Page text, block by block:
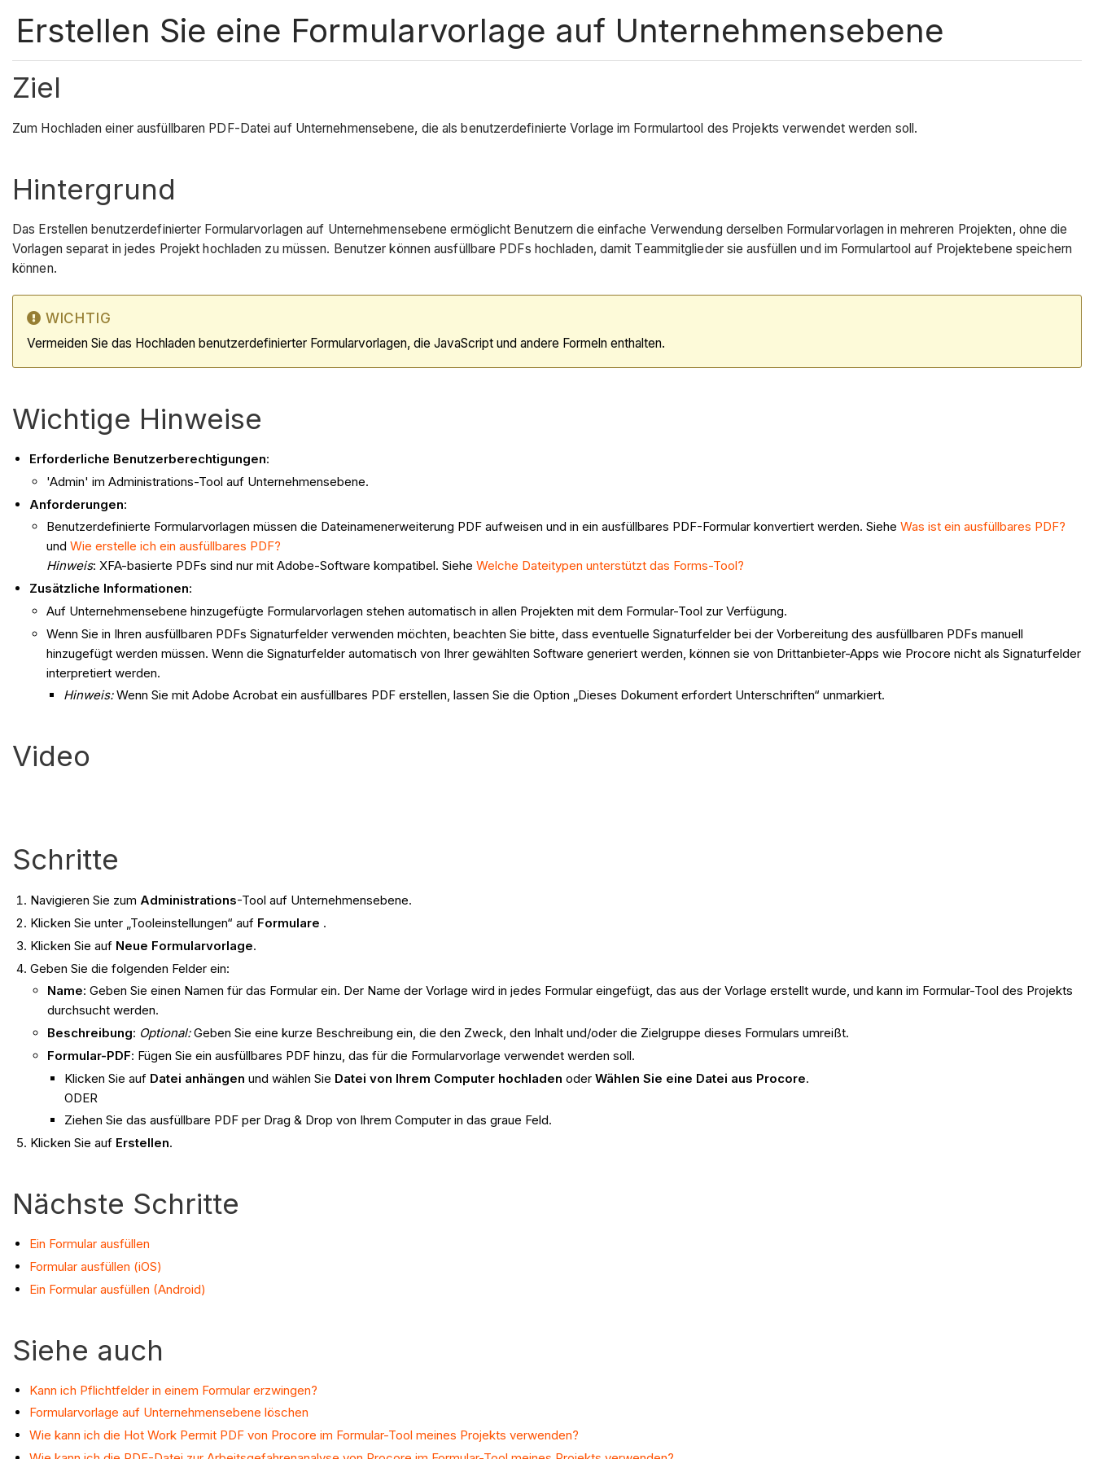
Erstellen Sie eine Formularvorlage auf Unternehmensebene
Ziel
Zum Hochladen einer ausfüllbaren PDF-Datei auf Unternehmensebene, die als benutzerdefinierte Vorlage im Formulartool des Projekts verwendet werden soll.
Hintergrund
Das Erstellen benutzerdefinierter Formularvorlagen auf Unternehmensebene ermöglicht Benutzern die einfache Verwendung derselben Formularvorlagen in mehreren Projekten, ohne die
Vorlagen separat in jedes Projekt hochladen zu müssen. Benutzer können ausfüllbare PDFs hochladen, damit Teammitglieder sie ausfüllen und im Formulartool auf Projektebene speichern
können.
WICHTIG
Vermeiden Sie das Hochladen benutzerdefinierter Formularvorlagen, die JavaScript und andere Formeln enthalten.
Wichtige Hinweise
Erforderliche Benutzerberechtigungen:
'Admin' im Administrations-Tool auf Unternehmensebene.
Anforderungen:
Benutzerdefinierte Formularvorlagen müssen die Dateinamenerweiterung PDF aufweisen und in ein ausfüllbares PDF-Formular konvertiert werden. Siehe Was ist ein ausfüllbares PDF?
und Wie erstelle ich ein ausfüllbares PDF?
Hinweis: XFA-basierte PDFs sind nur mit Adobe-Software kompatibel. Siehe Welche Dateitypen unterstützt das Forms-Tool?
Zusätzliche Informationen:
Auf Unternehmensebene hinzugefügte Formularvorlagen stehen automatisch in allen Projekten mit dem Formular-Tool zur Verfügung.
Wenn Sie in Ihren ausfüllbaren PDFs Signaturfelder verwenden möchten, beachten Sie bitte, dass eventuelle Signaturfelder bei der Vorbereitung des ausfüllbaren PDFs manuell
hinzugefügt werden müssen. Wenn die Signaturfelder automatisch von Ihrer gewählten Software generiert werden, können sie von Drittanbieter-Apps wie Procore nicht als Signaturfelder
interpretiert werden.
Hinweis:Wenn Sie mit Adobe Acrobat ein ausfüllbares PDF erstellen, lassen Sie die Option „Dieses Dokument erfordert Unterschriften“ unmarkiert.
Video
Schritte
Navigieren Sie zum Administrations-Tool auf Unternehmensebene.
Klicken Sie unter „Tooleinstellungen“ auf Formulare .
Klicken Sie auf Neue Formularvorlage.
Geben Sie die folgenden Felder ein:
Name: Geben Sie einen Namen für das Formular ein. Der Name der Vorlage wird in jedes Formular eingefügt, das aus der Vorlage erstellt wurde, und kann im Formular-Tool des Projekts
durchsucht werden.
Beschreibung: Optional:Geben Sie eine kurze Beschreibung ein, die den Zweck, den Inhalt und/oder die Zielgruppe dieses Formulars umreißt.
Formular-PDF: Fügen Sie ein ausfüllbares PDF hinzu, das für die Formularvorlage verwendet werden soll.
Klicken Sie auf Datei anhängen und wählen Sie Datei von Ihrem Computer hochladen oderWählen Sie eine Datei aus Procore.
ODER
Ziehen Sie das ausfüllbare PDF per Drag & Drop von Ihrem Computer in das graue Feld.
Klicken Sie auf Erstellen.
Nächste Schritte
Ein Formular ausfüllen
Formular ausfüllen (iOS)
Ein Formular ausfüllen (Android)
Siehe auch
Kann ich Pflichtfelder in einem Formular erzwingen?
Formularvorlage auf Unternehmensebene löschen
Wie kann ich die Hot Work Permit PDF von Procore im Formular-Tool meines Projekts verwenden?